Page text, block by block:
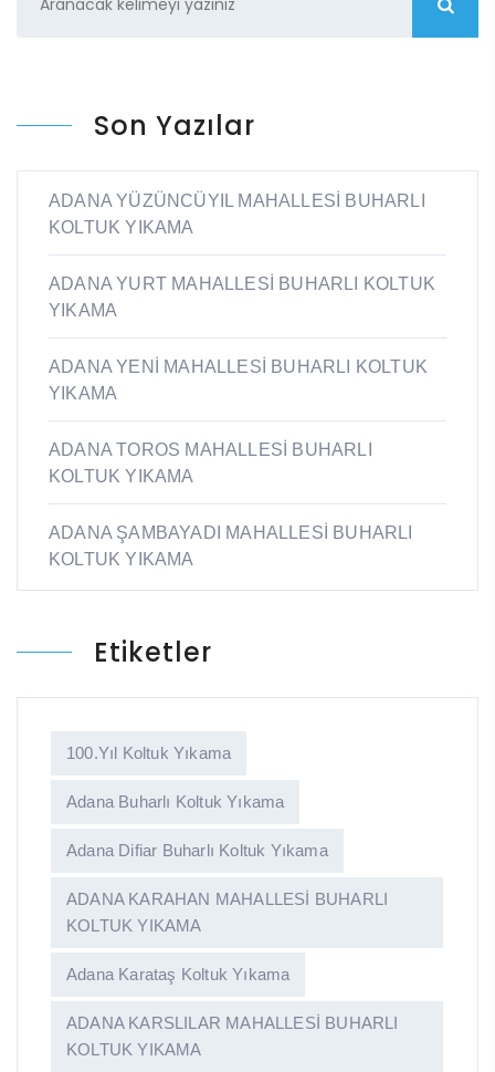
Son Yazılar
ADANA YÜZÜNCÜYIL MAHALLESİ BUHARLI
KOLTUK YIKAMA
ADANA YURT MAHALLESİ BUHARLI KOLTUK
YIKAMA
ADANA YENİ MAHALLESİ BUHARLI KOLTUK
YIKAMA
ADANA TOROS MAHALLESİ BUHARLI
KOLTUK YIKAMA
ADANA ŞAMBAYADI MAHALLESİ BUHARLI
KOLTUK YIKAMA
Etiketler
100.yıl Koltuk Yıkama
Adana Buharlı Koltuk Yıkama
Adana Difiar Buharlı Koltuk Yıkama
ADANA KARAHAN MAHALLESİ BUHARLI
KOLTUK YIKAMA
Adana Karataş Koltuk Yıkama
ADANA KARSLILAR MAHALLESİ BUHARLI
KOLTUK YIKAMA